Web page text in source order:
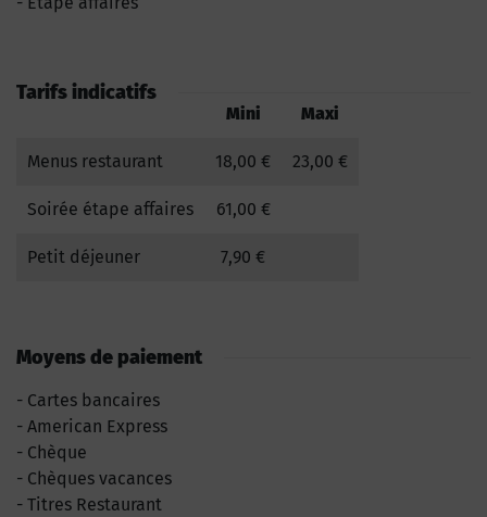
Tarifs indicatifs
Mini Maxi
Menus restaurant 18,00 € 23,00 €
Soirée étape affaires 61,00 €
Petit déjeuner 7,90 €
Moyens de paiement
Cartes bancaires
American Express
Chèque
Chèques vacances
Titres Restaurant